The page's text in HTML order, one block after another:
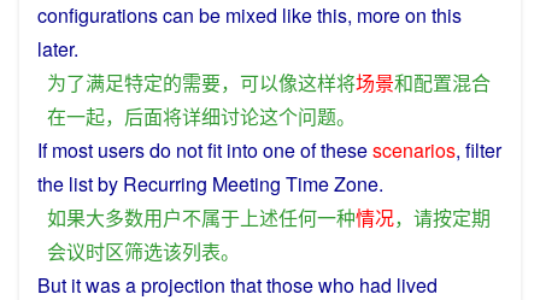
configurationscan be mixed likethis, moreon this
later.
为了满足特定的需要， 可以像这样将场景和配置混合
在一起， 后面将详细讨论这个问题。
If most usersdo notfit intooneofthesescenarios, filter
the listby Recurring Meeting Time Zone.
如果大多数用户不属于上述任何一种情况， 请按定期
会议时区筛选该列表。
But itwasaprojection that those who had lived